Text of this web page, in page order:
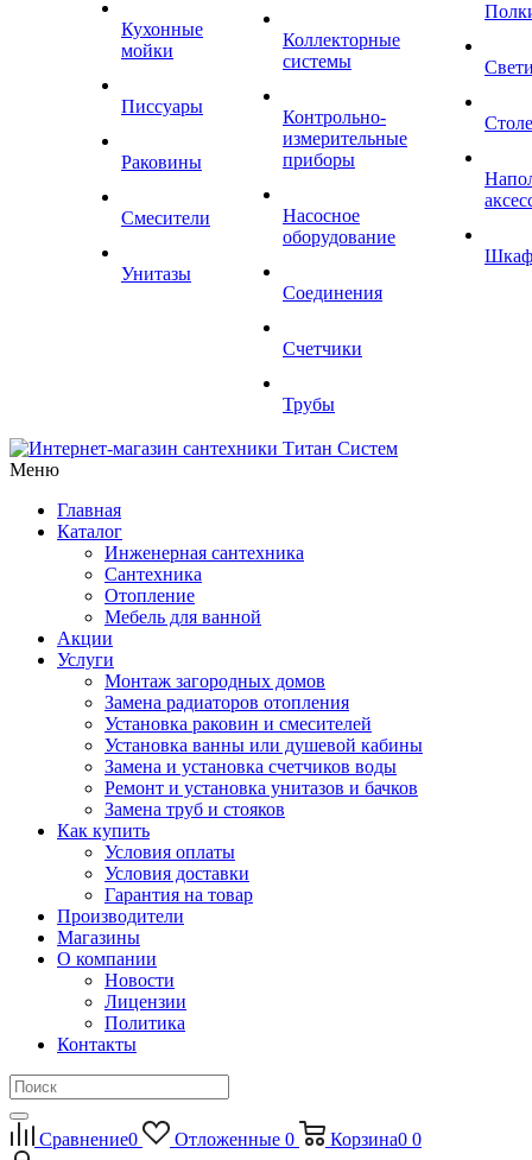
Кухонные
мойки
Писсуары
Раковины
Смесители
Унитазы
Коллекторные
системы
Контрольно-
измерительные
приборы
Насосное
оборудование
Соединения
Счетчики
Трубы
Меню
Главная
Каталог
Инженерная сантехника
Сантехника
Отопление
Мебель для ванной
Акции
Услуги
Монтаж загородных домов
Замена радиаторов отопления
Установка раковин и смесителей
Установка ванны или душевой кабины
Замена и установка счетчиков воды
Ремонт и установка унитазов и бачков
Замена труб и стояков
Как купить
Условия оплаты
Условия доставки
Гарантия на товар
Производители
Магазины
О компании
Новости
Лицензии
Политика
Контакты
Сравнение0 Отложенные 0 Корзина0 0